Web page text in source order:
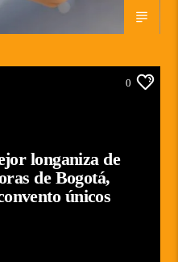
0
longaniza de
de Bogotá,
únicos